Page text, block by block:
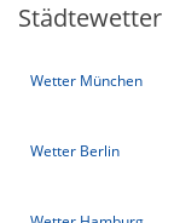
Städtewetter
Wetter München
Wetter Berlin